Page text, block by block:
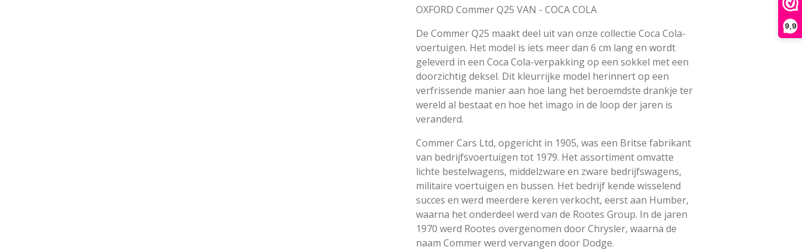
9,9
OXFORD Commer Q25 VAN - COCA COLA
De Commer Q25 maakt deel uit van onze collectie Coca Cola-
voertuigen. Het model is iets meer dan 6 cm lang en wordt
geleverd in een Coca Cola-verpakking op een sokkel met een
doorzichtig deksel. Dit kleurrijke model herinnert op een
verfrissende manier aan hoe lang het beroemdste drankje ter
wereld al bestaat en hoe het imago in de loop der jaren is
veranderd.
Commer Cars Ltd, opgericht in 1905, was een Britse fabrikant
van bedrijfsvoertuigen tot 1979. Het assortiment omvatte
lichte bestelwagens, middelzware en zware bedrijfswagens,
militaire voertuigen en bussen. Het bedrijf kende wisselend
succes en werd meerdere keren verkocht, eerst aan Humber,
waarna het onderdeel werd van de Rootes Group. In de jaren
1970 werd Rootes overgenomen door Chrysler, waarna de
naam Commer werd vervangen door Dodge.